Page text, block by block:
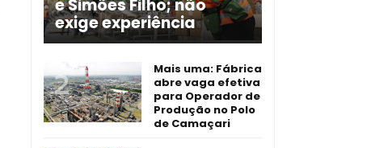
e Simões Filho; não
exige experiência
Mais uma: Fábrica
abre vaga efetiva
para Operador de
Produção no Polo
de Camaçari